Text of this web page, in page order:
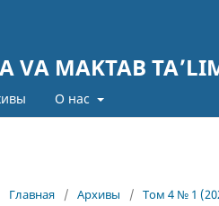
VA MAKTAB
О нас
Главная / Архивы / Том 4 № 1